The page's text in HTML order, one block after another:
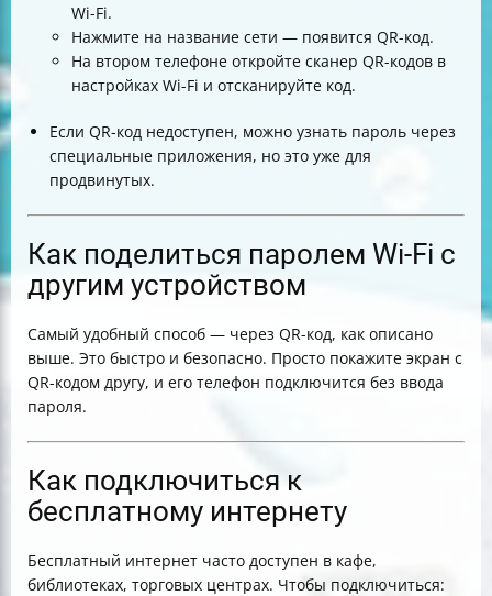
Wi-Fi.
Нажмите на название сети — появится QR-код.
На втором телефоне откройте сканер QR-кодов в
настройках Wi-Fi и отсканируйте код.
Если QR-код недоступен, можно узнать пароль через
специальные приложения, но это уже для
продвинутых.
Как поделиться паролем Wi-Fi с
другим устройством
Самый удобный способ — через QR-код, как описано
выше. Это быстро и безопасно. Просто покажите экран с
QR-кодом другу, и его телефон подключится без ввода
пароля.
Как подключиться к
бесплатному интернету
Бесплатный интернет часто доступен в кафе,
библиотеках, торговых центрах. Чтобы подключиться: